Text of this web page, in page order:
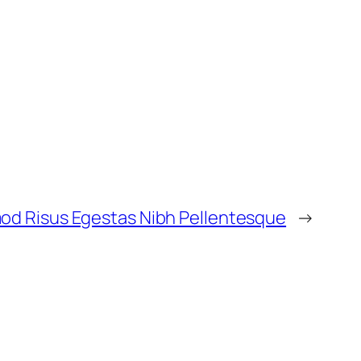
Risus Egestas Nibh Pellentesque →